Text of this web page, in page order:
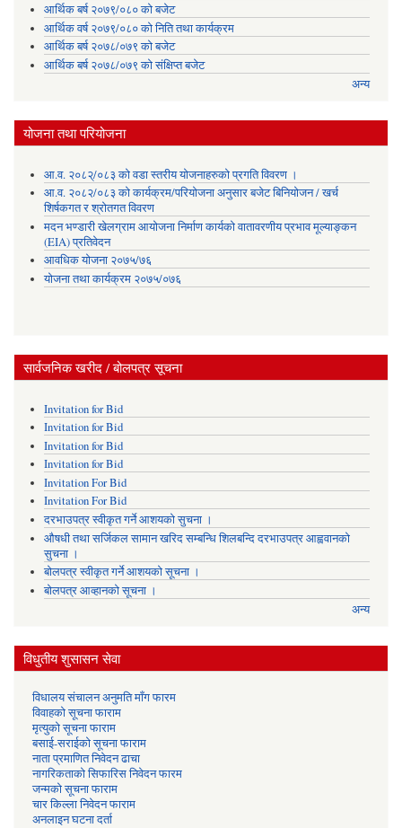
आर्थिक बर्ष २०७९/०८० को बजेट
आर्थिक वर्ष २०७९/०८० को निति तथा कार्यक्रम
आर्थिक बर्ष २०७८/०७९ को बजेट
आर्थिक बर्ष २०७८/०७९ को संक्षिप्त बजेट
अन्य
योजना तथा परियोजना
आ.व. २०८२्/०८३ को वडा स्तरीय योजनाहरुको प्रगति विवरण ।
आ.व. २०८२/०८३ को कार्यक्रम/परियोजना अनुसार बजेट बिनियोजन / खर्च
शिर्षकगत र श्रोतगत विवरण
मदन भण्डारी खेलग्राम आयोजना निर्माण कार्यको वातावरणीय प्रभाव मूल्याङ्कन
(EIA) प्रतिवेदन
आवधिक योजना २०७५/७६
योजना तथा कार्यक्रम २०७५/०७६
सार्वजनिक खरीद / बोलपत्र सूचना
Invitation for Bid
Invitation for Bid
Invitation for Bid
Invitation for Bid
Invitation For Bid
Invitation For Bid
दरभाउपत्र स्वीकृत गर्ने आशयको सुचना ।
औषधी तथा सर्जिकल सामान खरिद सम्बन्धि शिलबन्दि दरभाउपत्र आह्ववानको
सुचना ।
बोलपत्र स्वीकृत गर्ने आशयको सूचना ।
बोलपत्र आव्हानको सूचना ।
अन्य
विधुतीय शुसासन सेवा
विधालय संचालन अनुमति माँग फारम
विवाहको सूचना फाराम
मृत्युको सूचना फाराम
बसाई-सराईको सूचना फाराम
नाता प्रमाणित निवेदन ढाचा
नागरिकताको सिफारिस निवेदन फारम
जन्मको सूचना फाराम
चार किल्ला निवेदन फाराम
अनलाइन घटना दर्ता